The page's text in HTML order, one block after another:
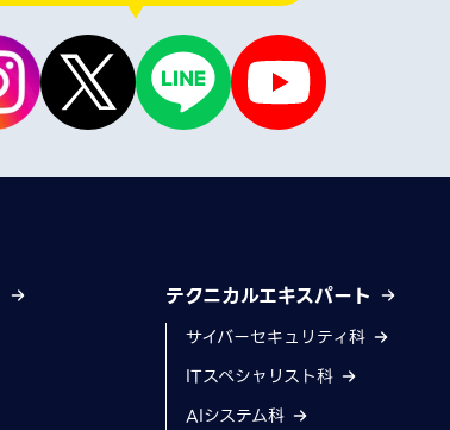
テクニカルエキスパート
サイバーセキュリティ科
ITスペシャリスト科
AIシステム科